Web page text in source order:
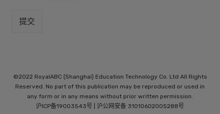
提交
©2022 RoyalABC (Shanghai) Education Technology Co. Ltd All Rights
Reserved. No part of this publication may be reproduced or used in
any form or in any means without prior written permission.
沪ICP备19003543号 | 沪公网安备 31010602005288号